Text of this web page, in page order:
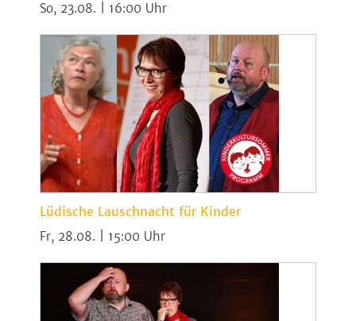
So, 23.08. | 16:00
Lüdische Lauschnacht für Kinder
Fr, 28.08. | 15:00